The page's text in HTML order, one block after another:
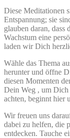
Diese Meditationen
Entspannung; sie
glauben daran, dass
Wachstum eine
laden wir Dich
Wähle das Thema
herunter und öffne
diesen Momenten
Dein Weg , um
achten, beginnt hier
Wir freuen uns
dabei zu helfen, die
entdecken. Tauche